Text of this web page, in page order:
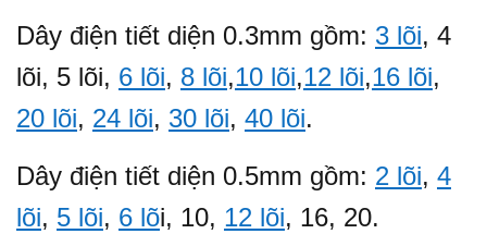
Dây điện tiết diện 0.3mm gồm: 3 lõi, 4
lõi, 5 lõi, 6 lõi, 8 lõi,10 lõi,12 lõi,16 lõi,
20 lõi, 24 lõi, 30 lõi, 40 lõi.
Dây điện tiết diện 0.5mm gồm: 2 lõi, 4
lõi, 5 lõi, 6 lõi, 10, 12 lõi, 16, 20.